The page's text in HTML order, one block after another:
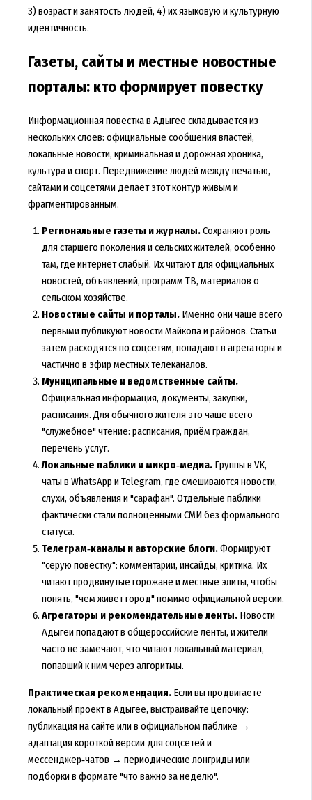
3) возраст и занятость людей, 4) их языковую и культурную
идентичность.
Газеты, сайты и местные новостные
порталы: кто формирует повестку
Информационная повестка в Адыгее складывается из
нескольких слоев: официальные сообщения властей,
локальные новости, криминальная и дорожная хроника,
культура и спорт. Передвижение людей между печатью,
сайтами и соцсетями делает этот контур живым и
фрагментированным.
Региональные газеты и журналы.Сохраняют роль
для старшего поколения и сельских жителей, особенно
там, где интернет слабый. Их читают для официальных
новостей, объявлений, программ ТВ, материалов о
сельском хозяйстве.
Новостные сайты и порталы.Именно они чаще всего
первыми публикуют новости Майкопа и районов. Статьи
затем расходятся по соцсетям, попадают в агрегаторы и
частично в эфир местных телеканалов.
Муниципальные и ведомственные сайты.
Официальная информация, документы, закупки,
расписания. Для обычного жителя это чаще всего
"служебное" чтение: расписания, приём граждан,
перечень услуг.
Локальные паблики и микро‑медиа.Группы в VK,
чаты в WhatsApp и Telegram, где смешиваются новости,
слухи, объявления и "сарафан". Отдельные паблики
фактически стали полноценными СМИ без формального
статуса.
Телеграм‑каналы и авторские блоги.Формируют
"серую повестку": комментарии, инсайды, критика. Их
читают продвинутые горожане и местные элиты, чтобы
понять, "чем живет город" помимо официальной версии.
Агрегаторы и рекомендательные ленты.Новости
Адыгеи попадают в общероссийские ленты, и жители
часто не замечают, что читают локальный материал,
попавший к ним через алгоритмы.
Практическая рекомендация.Если вы продвигаете
локальный проект в Адыгее, выстраивайте цепочку:
публикация на сайте или в официальном паблике →
адаптация короткой версии для соцсетей и
мессенджер‑чатов → периодические лонгриды или
подборки в формате "что важно за неделю".